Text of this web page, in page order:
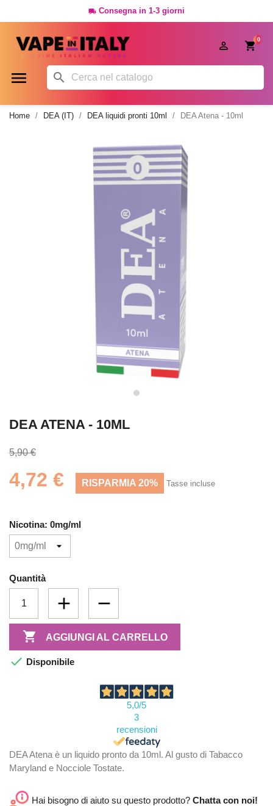
 Consegna in 1-3 giorni
0

 
Home DEA (IT) DEA liquidi pronti 10ml DEA Atena - 10ml
DEA ATENA - 10ML
5,90 €
4,72 € RISPARMIA 20% Tasse incluse
Nicotina: 0mg/ml
Quantità
 AGGIUNGI AL CARRELLO
 Disponibile
5,0/5
3
recensioni
DEA Atena è un liquido pronto da 10ml. Al gusto di Tabacco
Maryland e Nocciole Tostate.
Hai bisogno di aiuto su questo prodotto? Chatta con noi!